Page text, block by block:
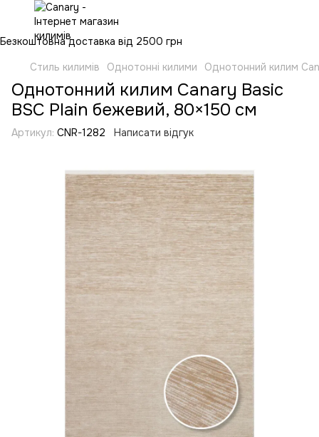
Безкоштовна доставка від 2500 грн
Стиль килимів
Однотонні килими Однотонний килим
Однотонний килим Canary Basic
BSC Plain бежевий, 80×150 см
Артикул: CNR-1282 Написати відгук